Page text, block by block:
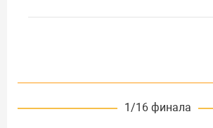
1/16 финала